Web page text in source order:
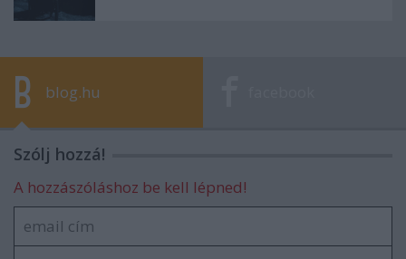
blog.hu
Szólj hozzá!
A hozzászóláshoz be kell lépned!